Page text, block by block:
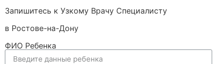
Запишитесь к Узкому Врачу Специалисту
в Ростове-на-Дону
ФИО Ребенка